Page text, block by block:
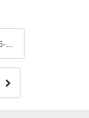
Πινέλο Στρογγυλό +EFO 95-11